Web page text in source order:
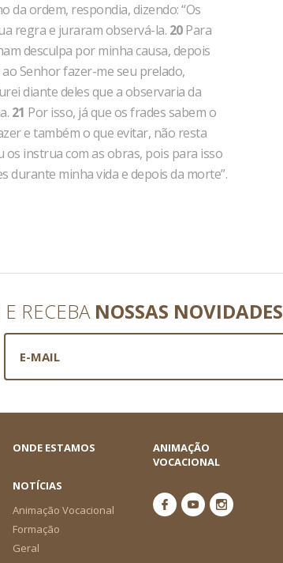
da ordem, respondia, dizendo: “Os
regra e juraram observá-la. 20Para
desculpa por minha causa, depois
Senhor fazer-me seu prelado,
diante deles que a observaria da
21 Por isso, já que os frades sabem o
e também o que evitar, não resta
os instrua com as obras, pois para isso
durante minha vida e depois da morte”.
RECEBA NOSSAS NOVIDADES
ONDE ESTAMOS
ANIMAÇÃO
VOCACIONAL
NOTÍCIAS
Animação Vocacional
Formação
Geral